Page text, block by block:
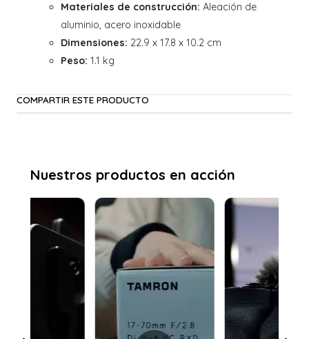
Materiales de construcción: Aleación de
aluminio, acero inoxidable
Dimensiones: 22.9 x 17.8 x 10.2 cm
Peso: 1.1 kg
COMPARTIR ESTE PRODUCTO